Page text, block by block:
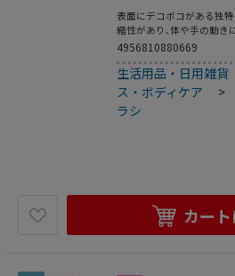
表面にデコボコがある独
縮性があり､体や手の動き
くらいの肌触りで､心地よ
ちで体をしっかり洗えま
付いています｡フックに掛
ン付き｡
4956810880669
生活用品・日用雑貨
ス・ボディケア
ラシ
カー